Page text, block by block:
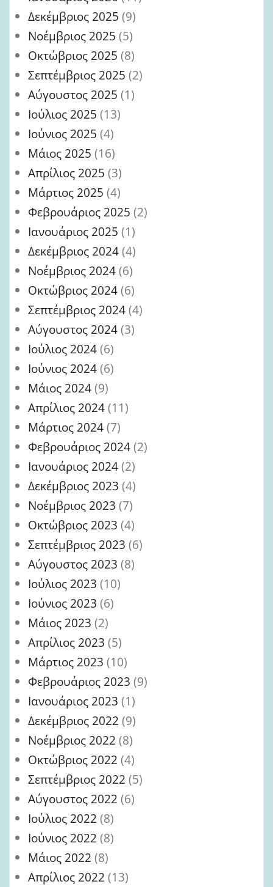
Δεκέμβριος 2025 (9)
Νοέμβριος 2025 (5)
Οκτώβριος 2025 (8)
Σεπτέμβριος 2025 (2)
Αύγουστος 2025 (1)
Ιούλιος 2025 (13)
Ιούνιος 2025 (4)
Μάιος 2025 (16)
Απρίλιος 2025 (3)
Μάρτιος 2025 (4)
Φεβρουάριος 2025 (2)
Ιανουάριος 2025 (1)
Δεκέμβριος 2024(4)
Νοέμβριος 2024(6)
Οκτώβριος 2024(6)
Σεπτέμβριος 2024(4)
Αύγουστος 2024(3)
Ιούλιος 2024(6)
Ιούνιος 2024(6)
Μάιος 2024(9)
Απρίλιος 2024(11)
Μάρτιος 2024(7)
Φεβρουάριος 2024(2)
Ιανουάριος 2024(2)
Δεκέμβριος 2023 (4)
Νοέμβριος 2023 (7)
Οκτώβριος 2023 (4)
Σεπτέμβριος 2023 (6)
Αύγουστος 2023 (8)
Ιούλιος 2023 (10)
Ιούνιος 2023 (6)
Μάιος 2023 (2)
Απρίλιος 2023 (5)
Μάρτιος 2023 (10)
Φεβρουάριος 2023 (9)
Ιανουάριος 2023 (1)
Δεκέμβριος 2022 (9)
Νοέμβριος 2022 (8)
Οκτώβριος 2022 (4)
Σεπτέμβριος 2022 (5)
Αύγουστος 2022 (6)
Ιούλιος 2022 (8)
Ιούνιος 2022 (8)
Μάιος 2022 (8)
Απρίλιος 2022 (13)